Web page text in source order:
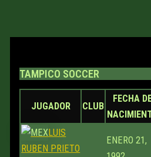
TAMPICO SOCCER
JUGADOR CLUB
FECHA
LUIS
RUBEN PRIETO
ENERO 21,